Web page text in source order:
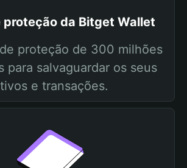
proteção da Bitget Wallet
proteção de 300 milhões
para salvaguardar os seus
e transações.